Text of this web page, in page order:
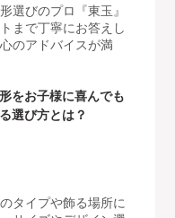
選びのプロ『東玉』
まで丁寧にお答えし
のアドバイスが満
をお子様に喜んでも
選び方とは？
タイプや飾る場所に